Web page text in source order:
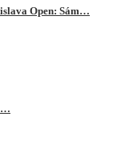
Open: Sám…